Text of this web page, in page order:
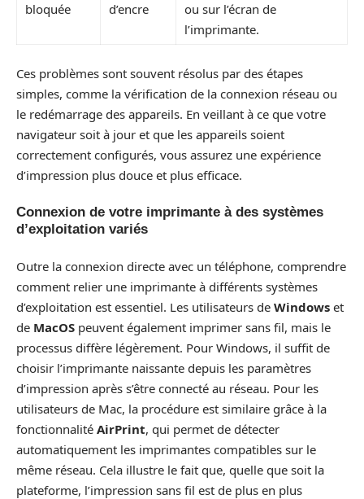
bloquée
d’encre
ou sur l’écran de
l’imprimante.
Ces problèmes sont souvent résolus par des étapes
simples, comme la vérification de la connexion réseau ou
le redémarrage des appareils. En veillant à ce que votre
navigateur soit à jour et que les appareils soient
correctement configurés, vous assurez une expérience
d’impression plus douce et plus efficace.
Connexion de votre imprimante à des systèmes
d’exploitation variés
Outre la connexion directe avec un téléphone, comprendre
comment relier une imprimante à différents systèmes
d’exploitation est essentiel. Les utilisateurs de Windows et
de MacOS peuvent également imprimer sans fil, mais le
processus diffère légèrement. Pour Windows, il suffit de
choisir l’imprimante naissante depuis les paramètres
d’impression après s’être connecté au réseau. Pour les
utilisateurs de Mac, la procédure est similaire grâce à la
fonctionnalité AirPrint, qui permet de détecter
automatiquement les imprimantes compatibles sur le
même réseau. Cela illustre le fait que, quelle que soit la
plateforme, l’impression sans fil est de plus en plus